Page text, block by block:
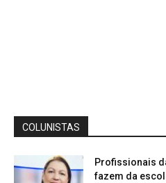
COLUNISTAS
Profissionais
fazem da